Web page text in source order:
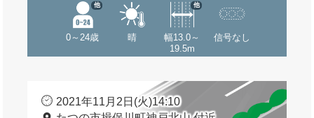
0～24歳
他
晴
幅13.0～
19.5m
他
信号なし
2021年11月2日(火)14:10